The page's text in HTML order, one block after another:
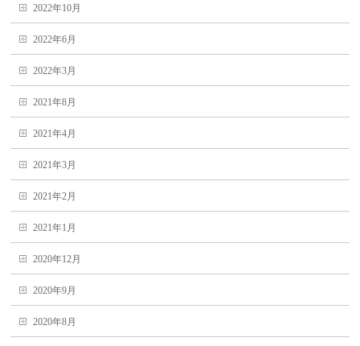
2022年10月
2022年6月
2022年3月
2021年8月
2021年4月
2021年3月
2021年2月
2021年1月
2020年12月
2020年9月
2020年8月